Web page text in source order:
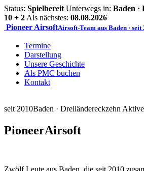
Status: Spielbereit Unterwegs in: Baden ·
10 + 2 Als nächstes: 08.08.2026
Pioneer AirsoftAirsoft-Team aus Baden · seit
Termine
Darstellung
Unsere Geschichte
Als PMC buchen
Kontakt
seit 2010Baden · Dreiländereckzehn
PioneerAirsoft
Zwölf Leute aus Baden, die seit 2010